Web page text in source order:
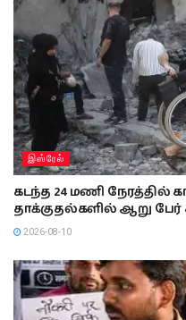
இஸ்ரேல்
கடந்த 24 மணி நேரத்தில்
தாக்குதல்களில் ஆறு பேர்
2026-08-10